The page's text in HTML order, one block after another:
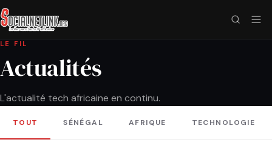
LE FIL
Actualités
L'actualité tech africaine en continu.
TOUT SÉNÉGAL AFRIQUE TECHNOLOGIE